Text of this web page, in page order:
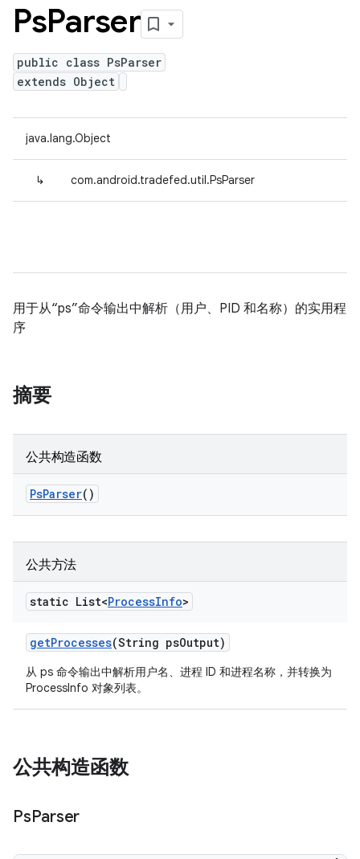
PsParser
public class PsParser
extends Object
java.lang.Object
↳ com.android.tradefed.util.PsParser
用于从“ps”命令输出中解析（用户、PID 和名称）的实用程
序
摘要
公共构造函数
PsParser()
公共方法
static List<ProcessInfo>
getProcesses(String psOutput)
从 ps 命令输出中解析用户名、进程 ID 和进程名称，并转换为
ProcessInfo 对象列表。
公共构造函数
PsParser